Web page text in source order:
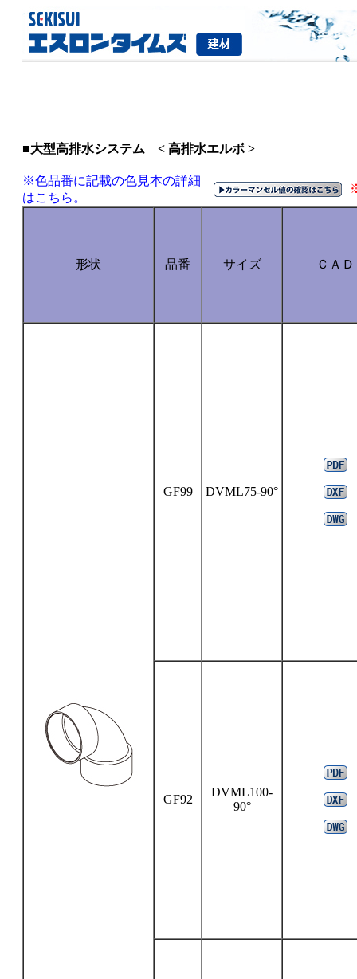
■大型高排水システム < 高排水エルボ >
※色品番に記載の色見本の詳細
はこちら。
形状 品番 サイズ ＣＡＤ
GF99 DVML75-90°
GF92
DVML100-
90°